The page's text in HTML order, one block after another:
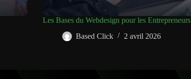
Les Bases du Webdesign pour les Entrepreneurs
Based Click
2 avril 2026